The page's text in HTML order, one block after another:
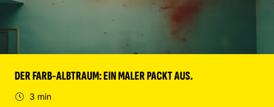
DER FARB-ALBTRAUM: EIN MALER PACKT AUS.
3 min